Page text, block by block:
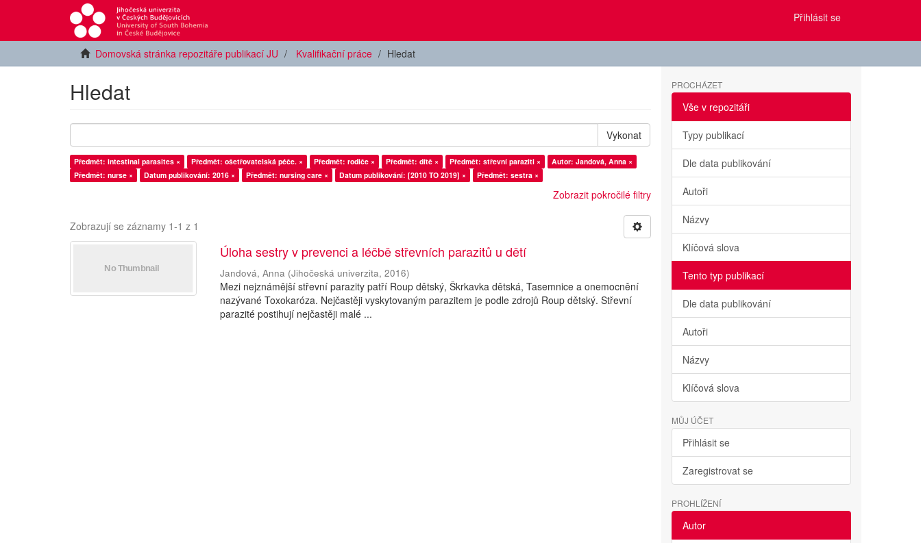
Přihlásit se
Domovská stránka repozitáře publikací JU Kvalifikační práce Hledat
Hledat
Vykonat
Předmět: intestinal parasites × Předmět: ošetřovatelská péče. × Předmět: rodiče × Předmět: dítě × Předmět: střevní paraziti ×
Autor: Jandová, Anna ×
Předmět: nurse ×
Datum publikování: 2016 × Předmět: nursing care × Datum publikování: [2010 TO 2019] × Předmět: sestra ×
Zobrazit pokročilé filtry
Zobrazují se záznamy 1-1 z 1
Úloha sestry v prevenci a léčbě střevních parazitů u dětí
Jandová, Anna (Jihočeská univerzita,2016)
Mezi nejznámější střevní parazity patří Roup dětský, Škrkavka dětská, Tasemnice a onemocnění
nazývané Toxokaróza. Nejčastěji vyskytovaným parazitem je podle zdrojů Roup dětský. Střevní
parazité postihují nejčastěji malé ...
PROCHÁZET
Vše v repozitáři
Typy publikací
Dle data publikování
Autoři
Názvy
Klíčová slova
Tento typ publikací
Dle data publikování
Autoři
Názvy
Klíčová slova
MŮJ ÚČET
Přihlásit se
Zaregistrovat se
PROHLÍŽENÍ
Autor